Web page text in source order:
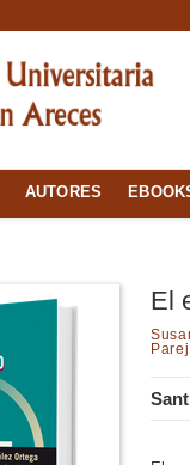
AUTORES
El